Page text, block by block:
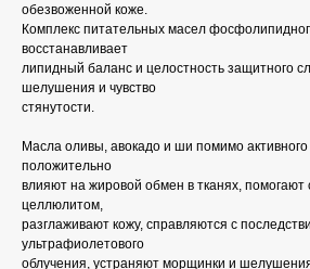
обезвоженной коже.
Комплекс питательных масел
восстанавливает
липидный баланс и целостность защитного
шелушения и чувство
стянутости.
Масла оливы, авокадо и ши помимо
положительно
влияют на жировой обмен в тканях, помогают
целлюлитом,
разглаживают кожу, справляются с
ультрафиолетового
облучения, устраняют морщинки и